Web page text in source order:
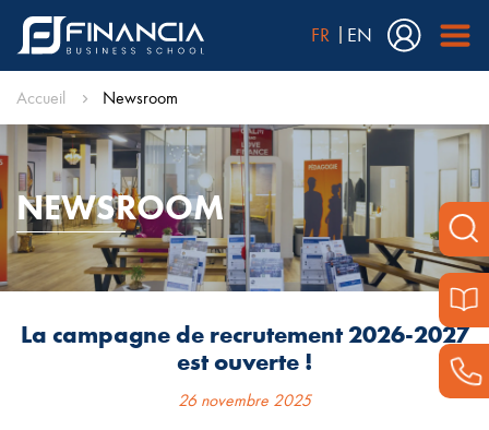
FR EN
Accueil Newsroom
NEWSROOM
La campagne de recrutement 2026-2027
est ouverte !
26 novembre 2025